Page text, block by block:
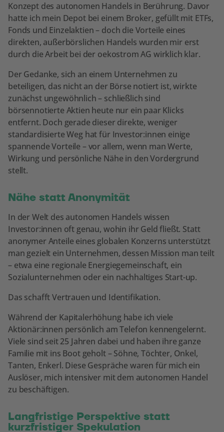
Konzept des autonomen Handels in Berührung. Davor
hatte ich mein Depot bei einem Broker, gefüllt mit ETFs,
Fonds und Einzelaktien – doch die Vorteile eines
direkten, außerbörslichen Handels wurden mir erst
durch die Arbeit bei der oekostrom AG wirklich klar.
Der Gedanke, sich an einem Unternehmen zu
beteiligen, das nicht an der Börse notiert ist, wirkte
zunächst ungewöhnlich – schließlich sind
börsennotierte Aktien heute nur ein paar Klicks
entfernt. Doch gerade dieser direkte, weniger
standardisierte Weg hat für Investor:innen einige
spannende Vorteile – vor allem, wenn man Werte,
Wirkung und persönliche Nähe in den Vordergrund
stellt.
Nähe statt Anonymität
In der Welt des autonomen Handels wissen
Investor:innen oft genau, wohin ihr Geld fließt. Statt
anonymer Anteile eines globalen Konzerns unterstützt
man gezielt ein Unternehmen, dessen Mission man teilt
– etwa eine regionale Energiegemeinschaft, ein
Sozialunternehmen oder ein nachhaltiges Start-up.
Das schafft Vertrauen und Identifikation.
Während der Kapitalerhöhung habe ich viele
Aktionär:innen persönlich am Telefon kennengelernt.
Viele sind seit 25 Jahren dabei und haben ihre ganze
Familie mit ins Boot geholt – Söhne, Töchter, Onkel,
Tanten, Enkerl. Diese Gespräche waren für mich ein
Auslöser, mich intensiver mit dem autonomen Handel
zu beschäftigen.
Langfristige Perspektive statt
kurzfristiger Spekulation